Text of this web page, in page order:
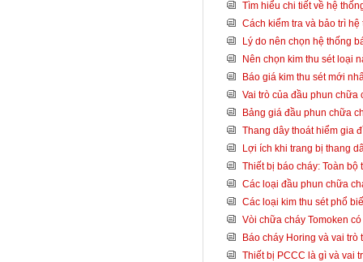
Tìm hiểu chi tiết về hệ
Cách kiểm tra và bảo trì
Lý do nên chọn hệ thống
Nên chọn kim thu sét loại
Báo giá kim thu sét mới
Vai trò của đầu phun chữa
Bảng giá đầu phun chữa
Thang dây thoát hiểm gia
Lợi ích khi trang bị thang
Thiết bị báo cháy: Toàn
Các loại đầu phun chữa
Các loại kim thu sét phổ
Vòi chữa cháy Tomoken
Báo cháy Horing và vai
Thiết bị PCCC là gì và vai